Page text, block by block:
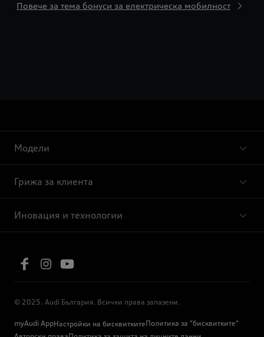
Повече за тема бонуси за електрическа мобилност
Модели
Грижа за клиента
Иновация и технологии
© 2025. Audi България. Всички права запазени.
myAudi AppНастройки на бисквиткитеПолитика за "бисквитките"